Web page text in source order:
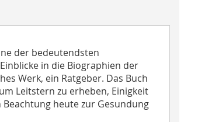
der bedeutendsten
in die Biographien der
Werk, ein Ratgeber. Das Buch
Leitstern zu erheben, Einigkeit
heute zur Gesundung